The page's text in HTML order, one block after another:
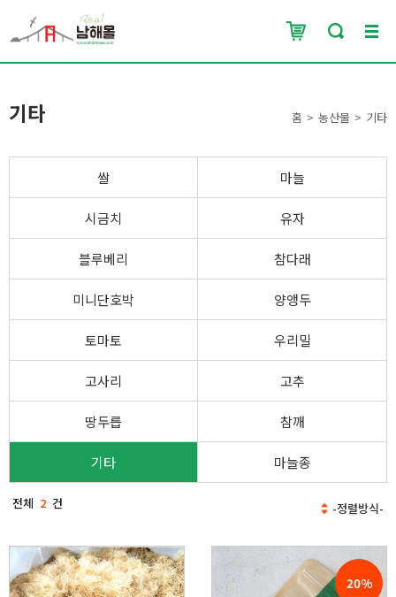
기타 홈 농산물 기타
쌀 마늘
시금치 유자
블루베리 참다래
미니단호박 양앵두
토마토 우리밀
고사리 고추
땅두릅 참깨
기타 마늘종
전체 2 건
20%